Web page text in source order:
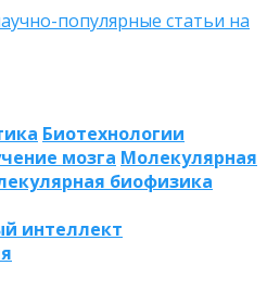
Биотехнологии
мозга Молекулярная
биофизика
интеллект